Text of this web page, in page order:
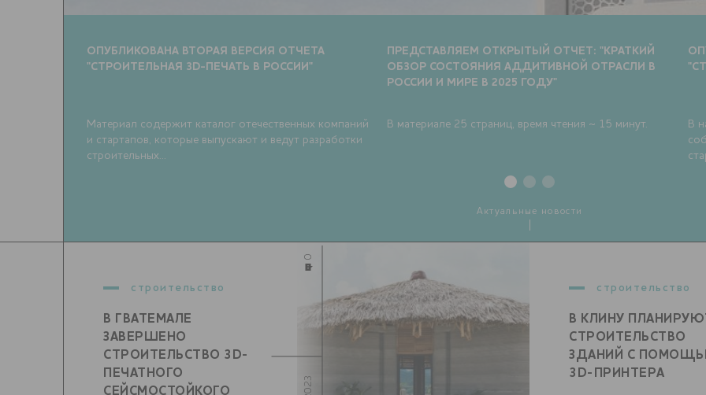
ОПУБЛИКОВАНА ВТОРАЯ ВЕРСИЯ ОТЧЕТА
"СТРОИТЕЛЬНАЯ 3D-ПЕЧАТЬ В РОССИИ"
Материал содержит каталог отечественных компаний
и стартапов, которые выпускают и ведут разработки
строительных...
ПРЕДСТАВЛЯЕМ ОТКРЫТЫЙ ОТЧЕТ: "КРАТКИЙ
ОБЗОР СОСТОЯНИЯ АДДИТИВНОЙ ОТРАСЛИ В
РОССИИ И МИРЕ В 2025 ГОДУ"
В материале 25 страниц, время чтения ~ 15 минут.
В
Актуальные новости
строительство
В ГВАТЕМАЛЕ
ЗАВЕРШЕНО
СТРОИТЕЛЬСТВО 3D-
ПЕЧАТНОГО
СЕЙСМОСТОЙКОГО
0
строительство
В КЛИНУ
СТРОИТЕЛЬСТВО
ЗДАНИЙ С
3D-ПРИНТЕРА